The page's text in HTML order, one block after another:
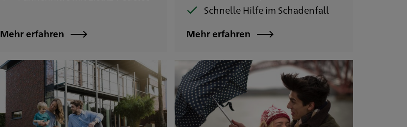
Mehr erfahren
Schnelle Hilfe im Schadenfall
Mehr erfahren